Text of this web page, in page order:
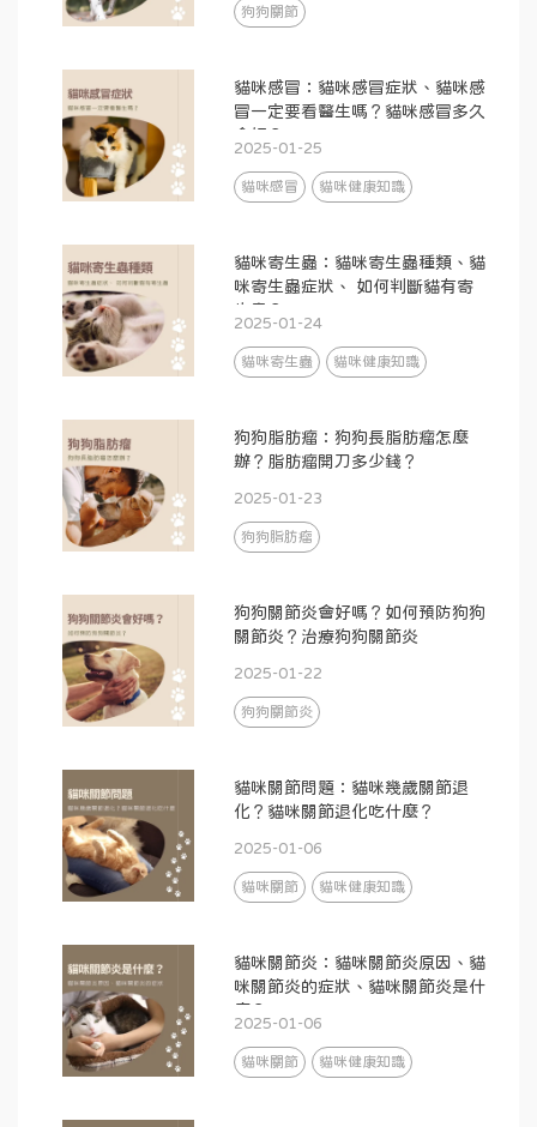
狗狗關節
貓咪感冒：貓咪感冒症狀、貓咪感
冒一定要看醫生嗎？貓咪感冒多久
會好？
2025-01-25
貓咪感冒 貓咪健康知識
貓咪寄生蟲：貓咪寄生蟲種類、貓
咪寄生蟲症狀、 如何判斷貓有寄
生蟲？
2025-01-24
貓咪寄生蟲 貓咪健康知識
狗狗脂肪瘤：狗狗長脂肪瘤怎麼
辦？脂肪瘤開刀多少錢？
2025-01-23
狗狗脂肪瘤
狗狗關節炎會好嗎？如何預防狗狗
關節炎？治療狗狗關節炎
2025-01-22
狗狗關節炎
貓咪關節問題：貓咪幾歲關節退
化？貓咪關節退化吃什麼？
2025-01-06
貓咪關節 貓咪健康知識
貓咪關節炎：貓咪關節炎原因、貓
咪關節炎的症狀、貓咪關節炎是什
麼？
2025-01-06
貓咪關節 貓咪健康知識